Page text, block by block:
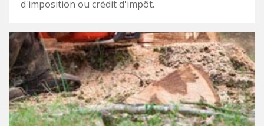
d'imposition ou crédit d'impôt.